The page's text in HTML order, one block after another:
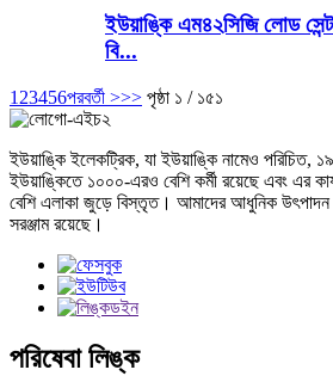
ইউয়াঙ্কি এম৪২সিজি লোড
বি...
1 23456পরবর্তী >>> পৃষ্ঠা ১ / ১৫১
ইউয়াঙ্কি ইলেকট্রিক, যা ইউয়াঙ্কি নামেও পরিচিত,
ইউয়াঙ্কিতে ১০০০-এরও বেশি কর্মী রয়েছে এবং এর
বেশি এলাকা জুড়ে বিস্তৃত। আমাদের আধুনিক উৎপাদন
সরঞ্জাম রয়েছে।
পরিষেবা লিঙ্ক